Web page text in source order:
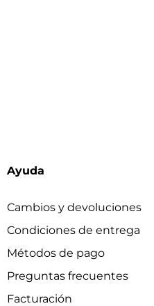
Ayuda
Cambios y devoluciones
Condiciones de entrega
Métodos de pago
Preguntas frecuentes
Facturación